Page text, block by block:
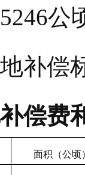
公
补偿
偿费
面积（公顷